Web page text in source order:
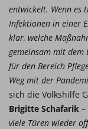
entwickelt. Wenn es
Infektionen in einer
klar, welche
gemeinsam mit dem
für den Bereich
Weg mit der
sich die Volkshilfe
Brigitte Schafarik –
viele Türen wieder